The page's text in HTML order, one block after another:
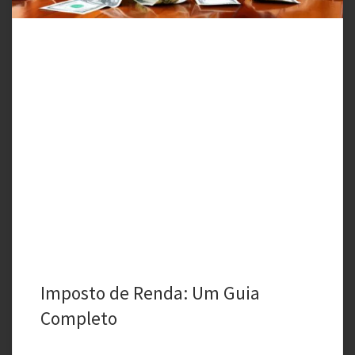
Imposto de Renda: Um Guia
Completo